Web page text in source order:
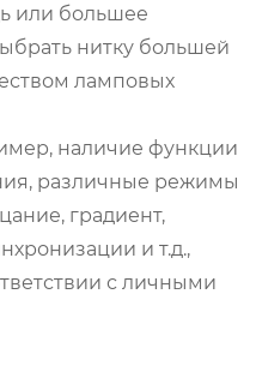
или большее
нитку большей
ламповых
наличие функции
различные режимы
градиент,
и т.д.,
с личными